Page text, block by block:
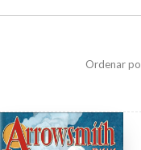
Ordenar